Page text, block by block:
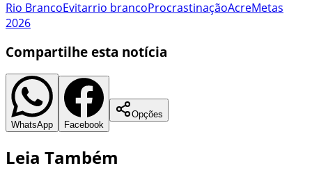
Rio BrancoEvitarrio brancoProcrastinaçãoAcreMetas
2026
Compartilhe esta notícia
WhatsApp Facebook
Opções
Leia Também